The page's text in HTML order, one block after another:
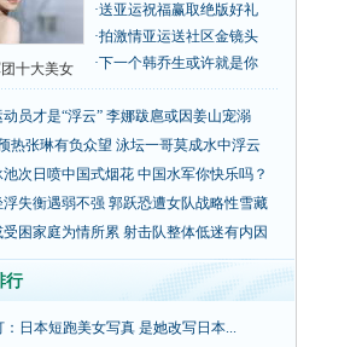
十大美女
·送亚运祝福赢取绝版好礼
·拍激情亚运送社区金镜头
·下一个韩乔生或许就是你
员才是“浮云” 李娜跋扈或因姜山宠溺
热张琳有负众望 泳坛一哥莫成水中浮云
池次日喷中国式烟花 中国水军你快乐吗？
浮失衡遇弱不强 郭跃恐遭女队战略性雪藏
受困家庭为情所累 射击队整体低迷有内因
行
：日本短跑美女写真 是她改写日本...